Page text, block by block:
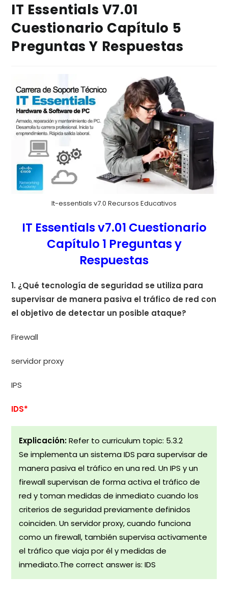
IT Essentials V7.01
Cuestionario Capítulo 5
Preguntas Y Respuestas
It-essentials v7.0 Recursos Educativos
IT Essentials v7.01 Cuestionario
Capítulo 1 Preguntas y
Respuestas
1. ¿Qué tecnología de seguridad se utiliza para
supervisar de manera pasiva el tráfico de red con
el objetivo de detectar un posible ataque?
Firewall
servidor proxy
IPS
IDS*
Explicación:Refer to curriculum topic: 5.3.2
Se implementa un sistema IDS para supervisar de
manera pasiva el tráfico en una red. Un IPS y un
firewall supervisan de forma activa el tráfico de
red y toman medidas de inmediato cuando los
criterios de seguridad previamente definidos
coinciden. Un servidor proxy, cuando funciona
como un firewall, también supervisa activamente
el tráfico que viaja por él y medidas de
inmediato.The correct answer is: IDS